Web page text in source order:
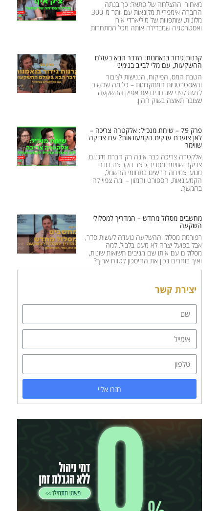
מאחורי ההצלחה של פתאל: כך בנתה
החברה אימפריית מלונאות עם יותר מ-300
מלונות, שותפויות של מיליארדי אירו
ואסטרטגיה שמבדילה אותה מכל המתחרות.
קרנות גידור בנאמנות: הדבר הבא בעולם
ההשקעות, עם מלי לבייב בנימיני
הטבת המס, הפיקוח, הנגישות לציבור
והאסטרטגיות המתקדמות – כל מה שחשוב
לדעת לפני שבוחנים את אפיק ההשקעה
שצובר תאוצה בשוק ההון.
פרק 79 – שיחת מנכ״ל: אלקטרה צריכה –
לאן צועדת ענקית הקמעונאות? עם צביקה
שווימר
אלקטרה צריכה כבר אינה רק חברת מזגנים.
צביקה שווימר מסביר כיצד הקבוצה בונה
מנועי צמיחה חדשים בתחומי החשמל,
הקמעונאות, הספורט והמזון – ומה צפוי לה
בהמשך.
מחשבים מסלול מחדש – המדריך למסלולי
השקעה
רפורמת מסלולי ההשקעה נועדה לעשות סדר,
אבל בפועל יצרה לא מעט בלבול. למה
מסלולים עם אותו שם מניבים תשואות שונות,
ואיך בוחרים נכון את החיסכון לטווח ארוך?
יצירת קשר
חזרו אליי